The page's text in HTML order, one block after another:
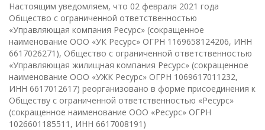
Настоящим уведомляем, что 02 февраля 2021 года
Общество с ограниченной ответственностью
«Управляющая компания Ресурс» (сокращенное
наименование ООО «УК Ресурс» ОГРН 1169658124206, ИНН
6617026271), Общество с ограниченной ответственностью
«Управляющая жилищная компания Ресурс» (сокращенное
наименование ООО «УЖК Ресурс» ОГРН 1069617011232,
ИНН 6617012617) реорганизовано в форме присоединения к
Обществу с ограниченной ответственностью «Ресурс»
(сокращенное наименование ООО «Ресурс» ОГРН
1026601185511, ИНН 6617008191)